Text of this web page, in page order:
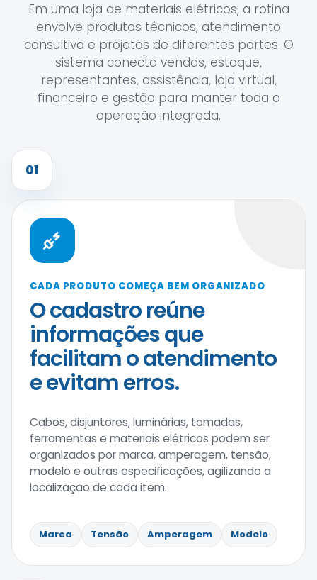
Em uma loja de materiais elétricos, a rotina
envolve produtos técnicos, atendimento
consultivo e projetos de diferentes portes. O
sistema conecta vendas, estoque,
representantes, assistência, loja virtual,
financeiro e gestão para manter toda a
operação integrada.
01
CADA PRODUTO COMEÇA BEM ORGANIZADO
O cadastro reúne
informações que
facilitam o atendimento
e evitam erros.
Cabos, disjuntores, luminárias, tomadas,
ferramentas e materiais elétricos podem ser
organizados por marca, amperagem, tensão,
modelo e outras especificações, agilizando a
localização de cada item.
Marca Tensão Amperagem Modelo